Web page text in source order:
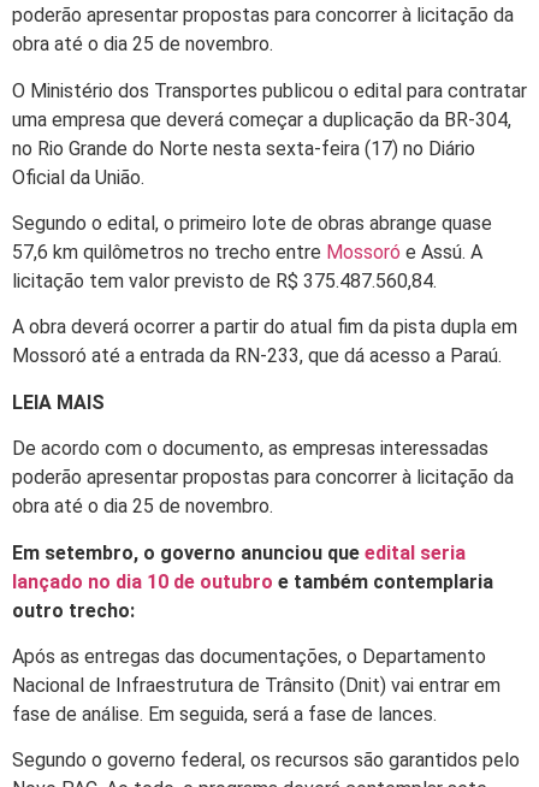
poderão apresentar propostas para concorrer à licitação da
obra até o dia 25 de novembro.
O Ministério dos Transportes publicou o edital para contratar
uma empresa que deverá começar a duplicação da BR-304,
no Rio Grande do Norte nesta sexta-feira (17) no Diário
Oficial da União.
Segundo o edital, o primeiro lote de obras abrange quase
57,6 km quilômetros no trecho entre Mossoró e Assú. A
licitação tem valor previsto de R$ 375.487.560,84.
A obra deverá ocorrer a partir do atual fim da pista dupla em
Mossoró até a entrada da RN-233, que dá acesso a Paraú.
LEIA MAIS
De acordo com o documento, as empresas interessadas
poderão apresentar propostas para concorrer à licitação da
obra até o dia 25 de novembro.
Em setembro, o governo anunciou que edital seria
lançado no dia 10 de outubro e também contemplaria
outro trecho:
Após as entregas das documentações, o Departamento
Nacional de Infraestrutura de Trânsito (Dnit) vai entrar em
fase de análise. Em seguida, será a fase de lances.
Segundo o governo federal, os recursos são garantidos pelo